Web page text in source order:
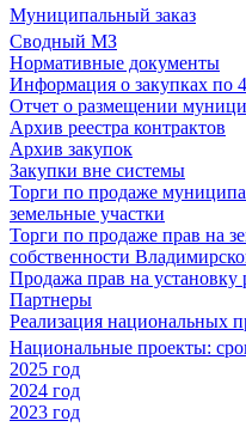
Муниципальный заказ
Сводный МЗ
Нормативные документы
Информация о закупках по
Отчет о размещении
Архив реестра контрактов
Архив закупок
Закупки вне системы
Торги по продаже
земельные участки
Торги по продаже прав на
собственности
Продажа прав на
Партнеры
Реализация национальных
Национальные проекты:
2025 год
2024 год
2023 год